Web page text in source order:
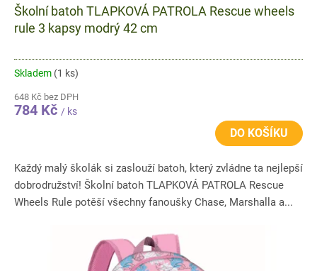
Školní batoh TLAPKOVÁ PATROLA Rescue wheels
rule 3 kapsy modrý 42 cm
Skladem (1 ks)
648 Kč bez DPH
784 Kč / ks
DO KOŠÍKU
Každý malý školák si zaslouží batoh, který zvládne ta nejlepší
dobrodružství! Školní batoh TLAPKOVÁ PATROLA Rescue
Wheels Rule potěší všechny fanoušky Chase, Marshalla a...